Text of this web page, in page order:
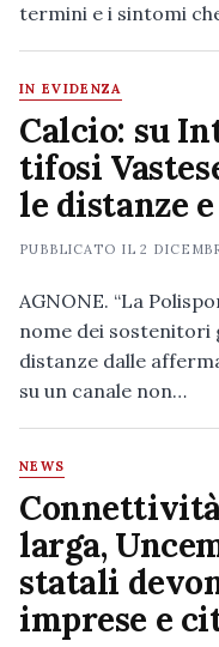
termini e i sintomi
IN EVIDENZA
Calcio: su
tifosi
le distanze
PUBBLICATO IL2
AGNONE. “La
nome dei sostenitori
distanze dalle
su un canale non…
NEWS
larga,
statali
imprese e